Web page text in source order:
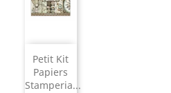
Petit Kit
Papiers
Stamperia...